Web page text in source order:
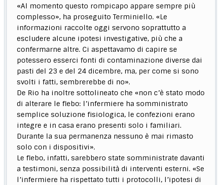
«Al momento questo rompicapo appare sempre più
complesso», ha proseguito Terminiello. «Le
informazioni raccolte oggi servono soprattutto a
escludere alcune ipotesi investigative, più che a
confermarne altre. Ci aspettavamo di capire se
potessero esserci fonti di contaminazione diverse dai
pasti del 23 e del 24 dicembre, ma, per come si sono
svolti i fatti, sembrerebbe di no».
De Rio ha inoltre sottolineato che «non c’è stato modo
di alterare le flebo: l’infermiere ha somministrato
semplice soluzione fisiologica, le confezioni erano
integre e in casa erano presenti solo i familiari.
Durante la sua permanenza nessuno è mai rimasto
solo con i dispositivi».
Le flebo, infatti, sarebbero state somministrate davanti
a testimoni, senza possibilità di interventi esterni. «Se
l’infermiere ha rispettato tutti i protocolli, l’ipotesi di